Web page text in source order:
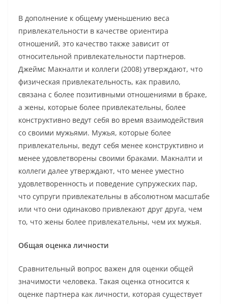
В дополнение к общему уменьшению веса
привлекательности в качестве ориентира
отношений, это качество также зависит от
относительной привлекательности партнеров.
Джеймс Макналти и коллеги (2008) утверждают, что
физическая привлекательность, как правило,
связана с более позитивными отношениями в браке,
а жены, которые более привлекательны, более
конструктивно ведут себя во время взаимодействия
со своими мужьями. Мужья, которые более
привлекательны, ведут себя менее конструктивно и
менее удовлетворены своими браками. Макналти и
коллеги далее утверждают, что менее уместно
удовлетворенность и поведение супружеских пар,
что супруги привлекательны в абсолютном масштабе
или что они одинаково привлекают друг друга, чем
то, что жены более привлекательны, чем их мужья.
Общая оценка личности
Сравнительный вопрос важен для оценки общей
значимости человека. Такая оценка относится к
оценке партнера как личности, которая существует